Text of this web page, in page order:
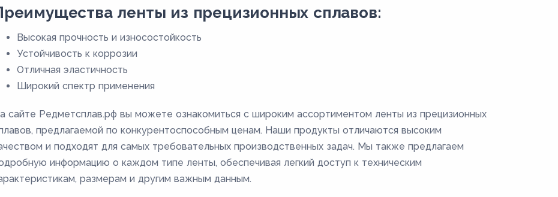
ленты из прецизионных сплавов:
Высокая прочность и износостойкость
Устойчивость к коррозии
Отличная эластичность
Широкий спектр применения
сайте Редметсплав.рф вы можете ознакомиться с широким ассортиментом ленты из прецизионных
предлагаемой по конкурентоспособным ценам. Наши продукты отличаются высоким
и подходят для самых требовательных производственных задач. Мы также предлагаем
информацию о каждом типе ленты, обеспечивая легкий доступ к техническим
размерам и другим важным данным.